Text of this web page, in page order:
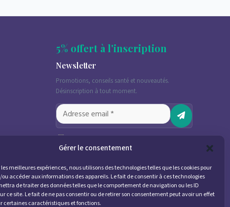
Gérer le consentement
les meilleures expériences, nous utilisons des technologies telles que les cookies pour
ou accéder aux informations des appareils. Le fait de consentir à ces technologies
de traiter des données telles que le comportement de navigation ou les ID
ce site. Le fait de ne pas consentir ou de retirer son consentement peut avoir un effet
certaines caractéristiques et fonctions.
5% offert à l'inscription
Newsletter
Promotions, conseils santé et nouveautés.
Désinscription à tout moment.
J'accepte de recevoir des emails
marketing conformément à la